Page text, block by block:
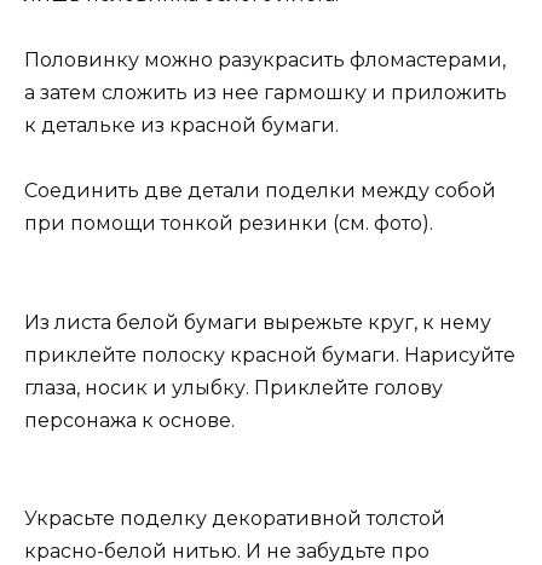
Половинку можно разукрасить фломастерами,
а затем сложить из нее гармошку и приложить
к детальке из красной бумаги.
Соединить две детали поделки между собой
при помощи тонкой резинки (см. фото).
Из листа белой бумаги вырежьте круг, к нему
приклейте полоску красной бумаги. Нарисуйте
глаза, носик и улыбку. Приклейте голову
персонажа к основе.
Украсьте поделку декоративной толстой
красно-белой нитью. И не забудьте про